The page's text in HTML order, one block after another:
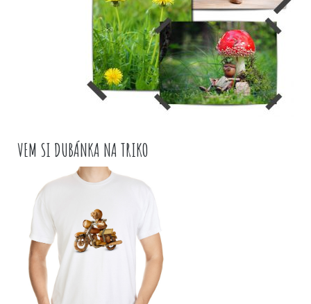
VEM SI DUBÁNKA NA TRIKO